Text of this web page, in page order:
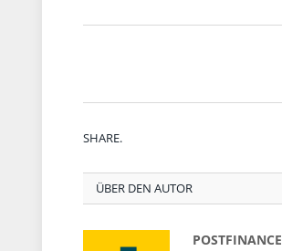
SHARE.
ÜBER DEN AUTOR
POSTFINANCE